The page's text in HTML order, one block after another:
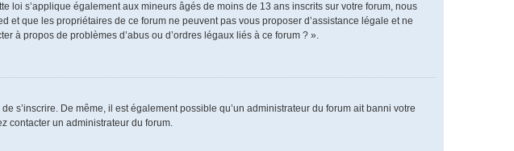
loi s’applique également aux mineurs âgés de moins de 13 ans inscrits sur votre forum, nous
que les propriétaires de ce forum ne peuvent pas vous proposer d’assistance légale et ne
à propos de problèmes d’abus ou d’ordres légaux liés à ce forum ? ».
s’inscrire. De même, il est également possible qu’un administrateur du forum ait banni votre
contacter un administrateur du forum.